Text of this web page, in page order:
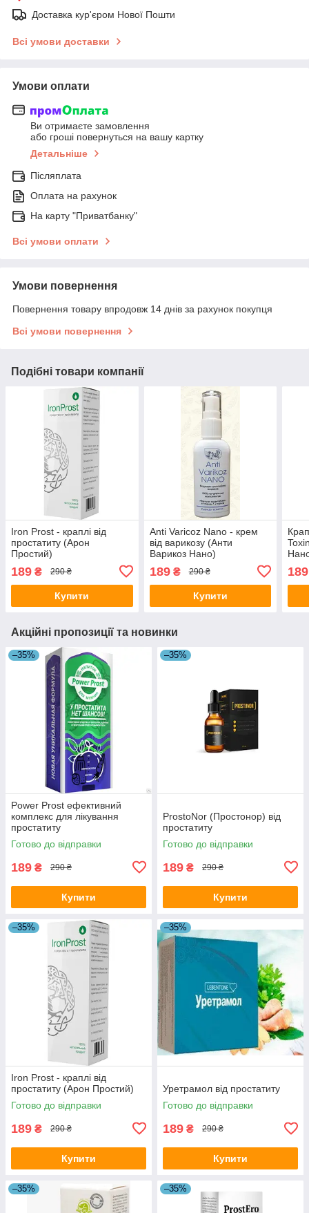
Доставка кур'єром Нової Пошти
Всі умови доставки
Умови оплати
Ви отримаєте замовлення
або гроші повернуться на вашу картку
Детальніше
Післяплата
Оплата на рахунок
На карту "Приватбанку"
Всі умови оплати
Умови повернення
Повернення товару впродовж 14 днів за рахунок покупця
Всі умови повернення
Подібні товари компанії
Iron Prost - краплі від
простатиту (Арон
Простий)
189 ₴ 290 ₴
Купити
Anti Varicoz Nano - крем
від варикозу (Анти
Варикоз Нано)
189₴ 290 ₴
Купити
189
Акційні пропозиції та новинки
–35%
Power Prost ефективний
комплекс для лікування
простатиту
Готово до відправки
189 ₴ 290 ₴
Купити
–35%
ProstoNor (Простонор) від
простатиту
Готово до відправки
189 ₴ 290 ₴
Купити
–35%
Iron Prost - краплі від
простатиту (Арон Простий)
Готово до відправки
189 ₴ 290 ₴
Купити
–35%
Уретрамол від простатиту
Готово до відправки
189 ₴ 290 ₴
Купити
–35% –35%